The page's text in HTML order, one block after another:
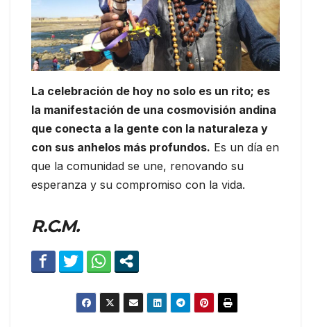
La celebración de hoy no solo es un rito; es
la manifestación de una cosmovisión andina
que conecta a la gente con la naturaleza y
con sus anhelos más profundos. Es un día en
que la comunidad se une, renovando su
esperanza y su compromiso con la vida.
R.C.M.